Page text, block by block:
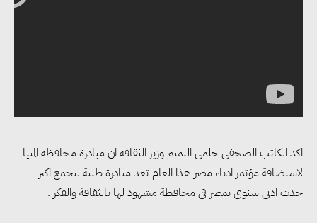
اكد الكاتب الصحفى حلمى النمنم وزير الثقافة ان مبادرة محافظة المنيا
لاستضافة مؤتمر ادباء مصر هذا العام تعد مبادرة طيبة لتجمع اكبر
حدث ادبى سنوى بمصر فى محافظة مشهود لها بالثقافة والفكر .
الانتهاء من المخطط التفصيلي
لمدينتي المنيا ويوسف الصديق
لتعزيز التنمية العمرانية وضبط